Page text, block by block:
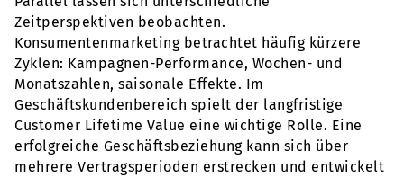
Zeitperspektiven beobachten.
Konsumentenmarketing betrachtet häufig kürzere
Zyklen: Kampagnen-Performance, Wochen- und
Monatszahlen, saisonale Effekte. Im
Geschäftskundenbereich spielt der langfristige
Customer Lifetime Value eine wichtige Rolle. Eine
erfolgreiche Geschäftsbeziehung kann sich über
mehrere Vertragsperioden erstrecken und entwickelt